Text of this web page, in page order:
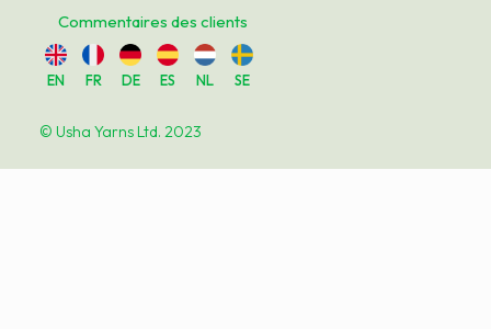
Commentaires des clients
EN FR DE ES NL SE
© Usha Yarns Ltd. 2023